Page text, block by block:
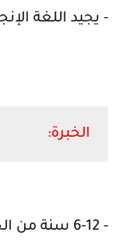
- يجيد اللغة
الخبرة:
- 6-12 سنة من الخبرة